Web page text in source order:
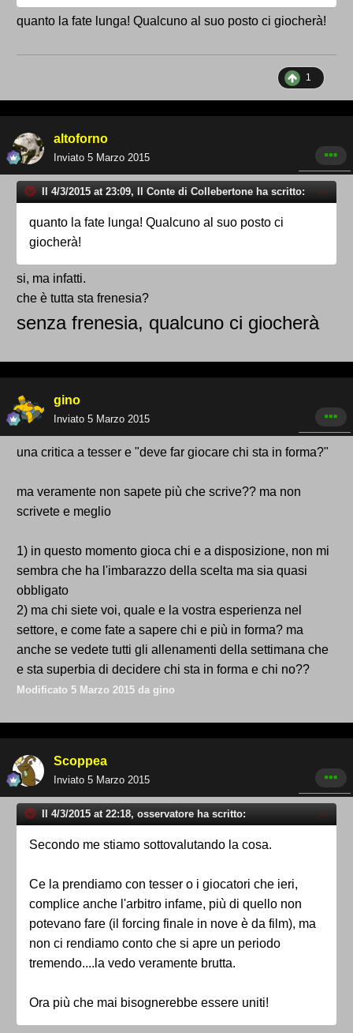
quanto la fate lunga! Qualcuno al suo posto ci giocherà!
1
altoforno
Inviato 5 Marzo 2015
Il 4/3/2015 at 23:09, Il Conte di Collebertone ha scritto:
quanto la fate lunga! Qualcuno al suo posto ci
giocherà!
si, ma infatti.
che è tutta sta frenesia?
senza frenesia, qualcuno ci giocherà
gino
Inviato 5 Marzo 2015
una critica a tesser e "deve far giocare chi sta in forma?"
ma veramente non sapete più che scrive?? ma non
scrivete e meglio
1) in questo momento gioca chi e a disposizione, non mi
sembra che ha l'imbarazzo della scelta ma sia quasi
obbligato
2) ma chi siete voi, quale e la vostra esperienza nel
settore, e come fate a sapere chi e più in forma? ma
anche se vedete tutti gli allenamenti della settimana che
e sta superbia di decidere chi sta in forma e chi no??
Modificato 5 Marzo 2015 da gino
Scoppea
Inviato 5 Marzo 2015
Il 4/3/2015 at 22:18, osservatore ha scritto:
Secondo me stiamo sottovalutando la cosa.
Ce la prendiamo con tesser o i giocatori che ieri,
complice anche l'arbitro infame, più di quello non
potevano fare (il forcing finale in nove è da film), ma
non ci rendiamo conto che si apre un periodo
tremendo....la vedo veramente brutta.
Ora più che mai bisognerebbe essere uniti!